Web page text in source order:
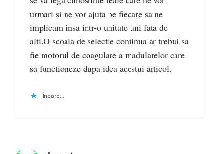
urmari si ne vor ajuta pe fiecare sa ne
implicam insa intr-o unitate uni fata de
alti.O scoala de selectie continua ar trebui sa
fie motorul de coagulare a madularelor care
sa functioneze dupa idea acestui articol.
Încarc...